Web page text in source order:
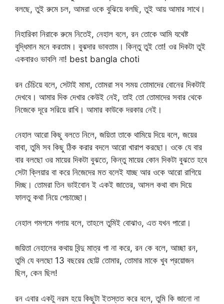
বলছে, তুই রুমে চল, আমরা ওকে বুঝিয়ে বলছি, তুই আয় আমার সাথে।
নিহারিকা নিরাকে রুমে নিতেই, নেহাল বলে, রন তোকে আমি যথেষ্ট
বুদ্ধিমান মনে করতাম। বুঝদার ভাবতাম। কিন্তু তুই তো! ওর দিকটা তুই
একবারও ভাবলি না! best bangla choti
রন চেঁচিয়ে বলে, সেটাই মামা, তোমরা সব সময় তোমাদের বোনের দিকটাই
দেখবে। আমার দিক দেখার কেউই নেই, তাই তো তোমাদের সবার থেকে
নিজেকে দূরে সরিয়ে রাখি। আমার কাউকে দরকার নেই।
নেহাল আরো কিছু বলতে নিলে, জয়িতা তাকে থামিয়ে দিয়ে বলে, জয়ের
বাবা, তুমি সব কিছু ঠিক করার বদলে আরো খারাপ করছো। ওকে যে বার
বার বলছো ওর মায়ের দিকটা বুঝতে, কিন্তু মায়ের কোন দিকটা বুঝতে হবে
সেটা ক্লিয়ার বা করে নিজেদের মত বলেই যাচ্ছ আর ওকে আরো রাগিয়ে
দিচ্ছ। তোমরা তিন ভাইবোন ই একই জাতের, আসল কথা বাদ দিয়ে
ফালতু কথা নিয়ে পেচাচ্ছো।
নেহাল গমগমে গলায় বলে, তাহলে তুমিই বোঝাও, এত যখন পারো।
জয়িতা নেহালের কথায় বিন্দু মাত্র গা না করে, রন কে বলে, আচ্ছা রন,
তুমি যে বলছো 13 বছরের ছোট্ট তোমার, তোমার মাকে খুব প্রয়োজন
ছিল, কেন ছিল!
রন এবার একটু নরম হয়ে কিছুটা ইতস্তত করে বলে, তুমি কি জানো না